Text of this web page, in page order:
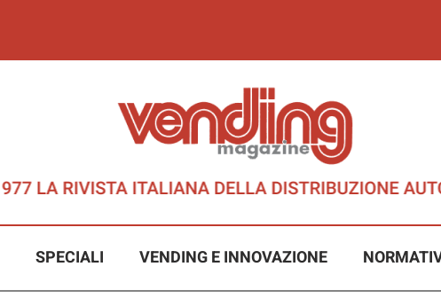
SPECIALI VENDING E INNOVAZIONE